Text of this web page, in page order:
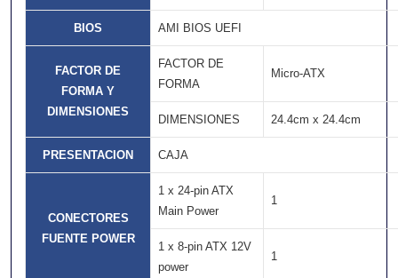
BIOS AMI BIOS UEFI
FACTOR DE
FORMA Y
DIMENSIONES
FACTOR DE
FORMA
Micro-ATX
DIMENSIONES 24.4cm x 24.4cm
PRESENTACION CAJA
CONECTORES
FUENTE POWER
1 x 24-pin ATX
Main Power
1
1 x 8-pin ATX 12V
power
1